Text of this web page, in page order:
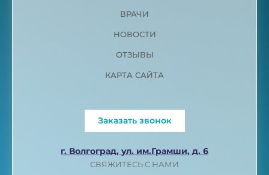
ВРАЧИ
НОВОСТИ
ОТЗЫВЫ
КАРТА САЙТА
Заказать звонок
г. Волгоград, ул. им.Грамши, д. 6
СВЯЖИТЕСЬ С НАМИ